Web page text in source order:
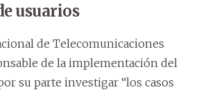
usuarios
de Telecomunicaciones
de la implementación del
su parte investigar “los casos